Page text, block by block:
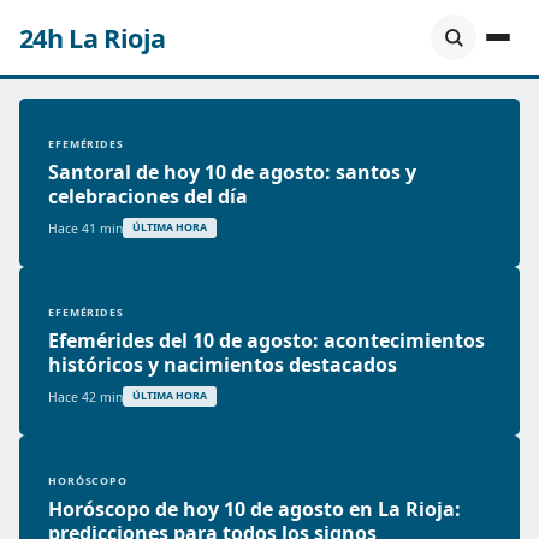
24h La Rioja
EFEMÉRIDES
Santoral de hoy 10 de agosto: santos y
celebraciones del día
Hace 41 min ÚLTIMA HORA
EFEMÉRIDES
Efemérides del 10 de agosto: acontecimientos
históricos y nacimientos destacados
Hace 42 min ÚLTIMA HORA
HORÓSCOPO
Horóscopo de hoy 10 de agosto en La Rioja:
predicciones para todos los signos